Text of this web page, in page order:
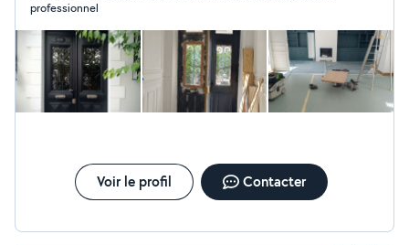
professionnel
Voir le profil Contacter